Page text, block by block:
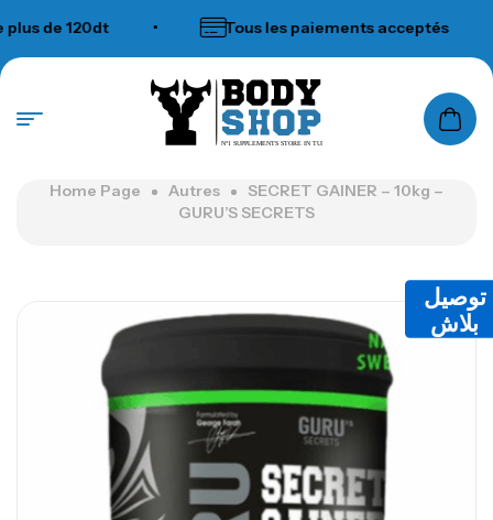
de 120dt Tous les paiements acceptés
N°1 SUPPLEMENTS STORE IN TUNISIA
Home Page Autres
SECRET GAINER – 10kg –
GURU’S SECRETS
توصيل
بلاش